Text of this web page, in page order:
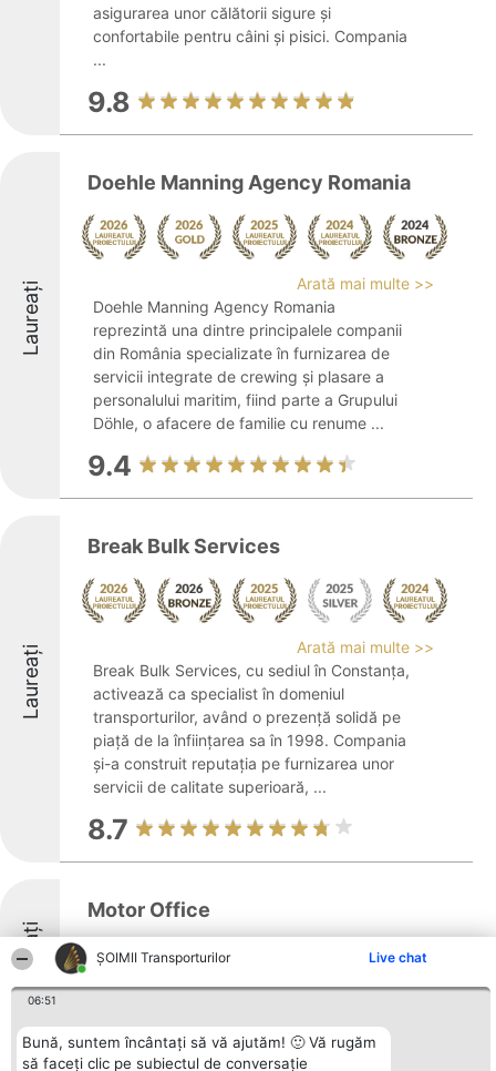
ȘOIMII Transporturilor Live chat
06:51
Bună, suntem încântați să vă ajutăm! 🙂 Vă rugăm
să faceți clic pe subiectul de conversație
asigurarea unor călătorii sigure și
confortabile pentru câini și pisici. Compania
...
9.8
Laureați
Doehle Manning Agency Romania
Arată mai multe >>
Doehle Manning Agency Romania
reprezintă una dintre principalele companii
din România specializate în furnizarea de
servicii integrate de crewing și plasare a
personalului maritim, fiind parte a Grupului
Döhle, o afacere de familie cu renume ...
9.4
Laureați
Break Bulk Services
Arată mai multe >>
Break Bulk Services, cu sediul în Constanța,
activează ca specialist în domeniul
transporturilor, având o prezență solidă pe
piață de la înființarea sa în 1998. Compania
și-a construit reputația pe furnizarea unor
servicii de calitate superioară, ...
8.7
Laureați
Motor Office
9.8